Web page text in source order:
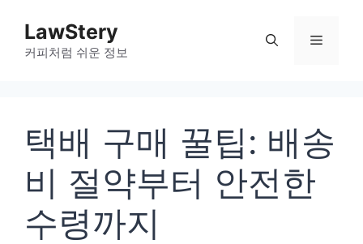
LawStery
커피처럼 쉬운 정보
메
택배 구매 꿀팁: 배송
비 절약부터 안전한
수령까지